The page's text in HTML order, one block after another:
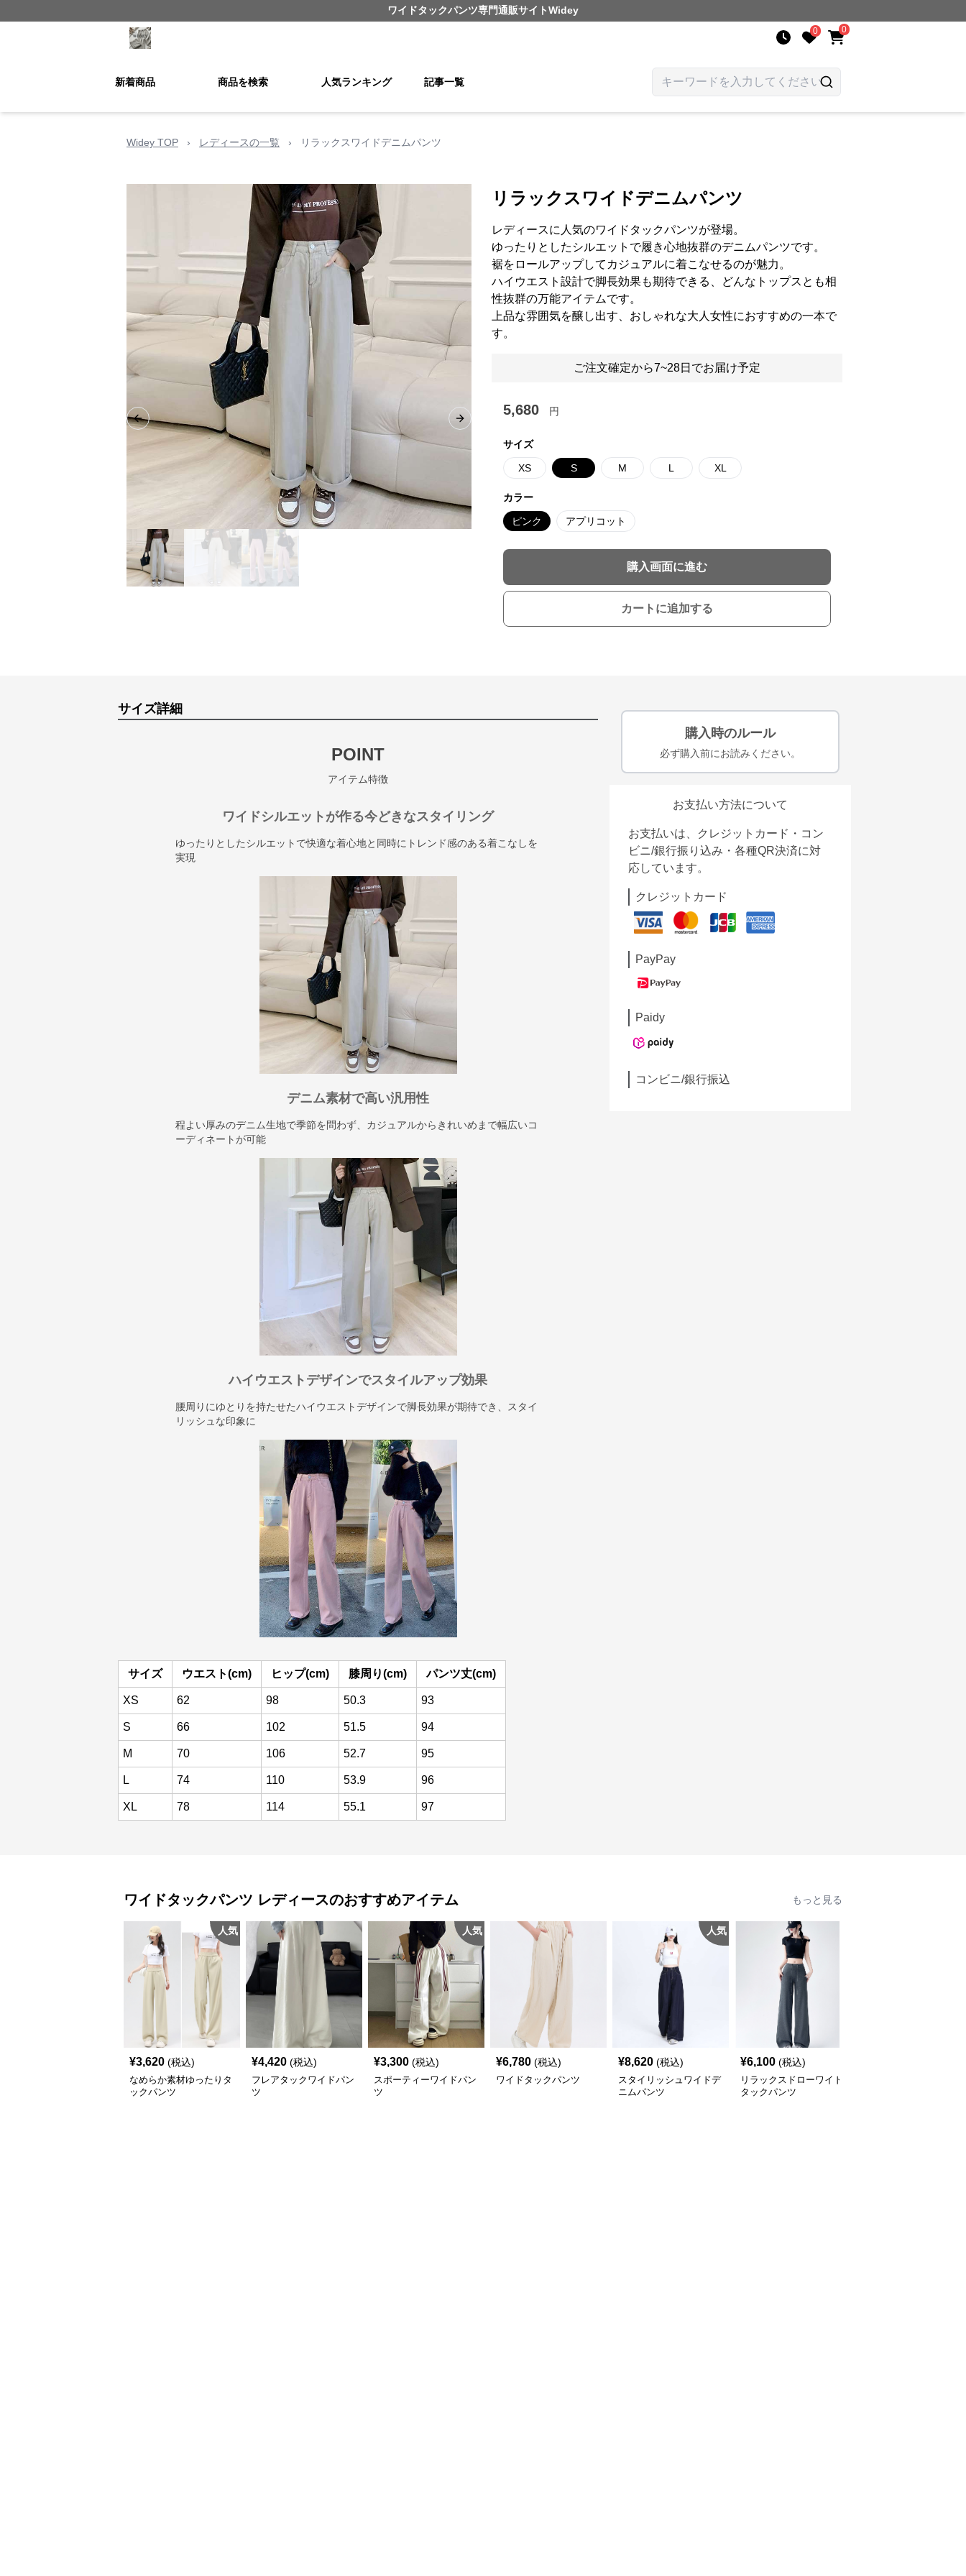
ワイドタックパンツ専門通販サイトWidey
0 0
新着商品 商品を検索 人気ランキング 記事一覧
Widey TOP › レディースの一覧 › リラックスワイドデニムパンツ
Previous slide Next slide
リラックスワイドデニムパンツ
レディースに人気のワイドタックパンツが登場。
ゆったりとしたシルエットで履き心地抜群のデニムパンツです。
裾をロールアップしてカジュアルに着こなせるのが魅力。
ハイウエスト設計で脚長効果も期待できる、どんなトップスとも相
性抜群の万能アイテムです。
上品な雰囲気を醸し出す、おしゃれな大人女性におすすめの一本で
す。
ご注文確定から7~28日でお届け予定
5,680 円
サイズ
XS S M L XL
カラー
ピンク アプリコット
購入画面に進む
カートに追加する
サイズ詳細
POINT
アイテム特徴
ワイドシルエットが作る今どきなスタイリング
ゆったりとしたシルエットで快適な着心地と同時にトレンド感のある着こなしを
実現
デニム素材で高い汎用性
程よい厚みのデニム生地で季節を問わず、カジュアルからきれいめまで幅広いコ
ーディネートが可能
ハイウエストデザインでスタイルアップ効果
腰周りにゆとりを持たせたハイウエストデザインで脚長効果が期待でき、スタイ
リッシュな印象に
サイズ ウエスト(cm) ヒップ(cm) 膝周り(cm) パンツ丈(cm)
XS 62 98 50.3 93
S 66 102 51.5 94
M 70 106 52.7 95
L 74 110 53.9 96
XL 78 114 55.1 97
購入時のルール
必ず購入前にお読みください。
お支払い方法について
お支払いは、クレジットカード・コン
ビニ/銀行振り込み・各種QR決済に対
応しています。
クレジットカード
PayPay
Paidy
コンビニ/銀行振込
ワイドタックパンツ レディースのおすすめアイテム もっと見る
人気
¥3,620 (税込)
なめらか素材ゆったりタ
ックパンツ
¥4,420 (税込)
フレアタックワイドパン
ツ
人気
¥3,300 (税込)
スポーティーワイドパン
ツ
¥6,780 (税込)
ワイドタックパンツ
人気
¥8,620 (税込)
スタイリッシュワイドデ
ニムパンツ
¥6,100 (税込)
リラックスドローワイド
タックパンツ